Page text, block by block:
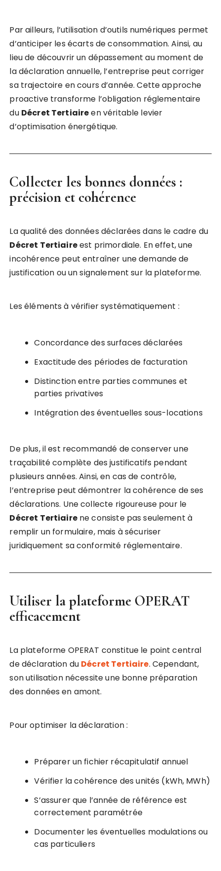
Par ailleurs, l’utilisation d’outils numériques permet
d’anticiper les écarts de consommation. Ainsi, au
lieu de découvrir un dépassement au moment de
la déclaration annuelle, l’entreprise peut corriger
sa trajectoire en cours d’année. Cette approche
proactive transforme l’obligation réglementaire
du Décret Tertiaireen véritable levier
d’optimisation énergétique.
Collecter les bonnes données :
précision et cohérence
La qualité des données déclarées dans le cadre du
Décret Tertiaireest primordiale. En effet, une
incohérence peut entraîner une demande de
justification ou un signalement sur la plateforme.
Les éléments à vérifier systématiquement :
Concordance des surfaces déclarées
Exactitude des périodes de facturation
Distinction entre parties communes et
parties privatives
Intégration des éventuelles sous-locations
De plus, il est recommandé de conserver une
traçabilité complète des justificatifs pendant
plusieurs années. Ainsi, en cas de contrôle,
l’entreprise peut démontrer la cohérence de ses
déclarations. Une collecte rigoureuse pour le
Décret Tertiairene consiste pas seulement à
remplir un formulaire, mais à sécuriser
juridiquement sa conformité réglementaire.
Utiliser la plateforme OPERAT
efficacement
La plateforme OPERAT constitue le point central
de déclaration du Décret Tertiaire. Cependant,
son utilisation nécessite une bonne préparation
des données en amont.
Pour optimiser la déclaration :
Préparer un fichier récapitulatif annuel
Vérifier la cohérence des unités (kWh, MWh)
S’assurer que l’année de référence est
correctement paramétrée
Documenter les éventuelles modulations ou
cas particuliers